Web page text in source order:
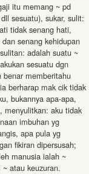
itu memang ~ pd
sesuatu), sukar, sulit:
tidak senang hati,
senang kehidupan
adalah suatu ~
sesuatu dgn
benar mem­beritahu
berharap mak cik tidak
bukannya apa-apa,
menyulitkan: aku tidak
imbuhan yg
apa pula yg
fikiran dipersusah;
manusia ialah ~
atau keuzuran.